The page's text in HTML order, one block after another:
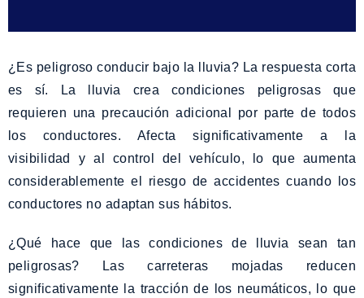
¿Es peligroso conducir bajo la lluvia? La respuesta corta
es sí. La lluvia crea condiciones peligrosas que
requieren una precaución adicional por parte de todos
los conductores. Afecta significativamente a la
visibilidad y al control del vehículo, lo que aumenta
considerablemente el riesgo de accidentes cuando los
conductores no adaptan sus hábitos.
¿Qué hace que las condiciones de lluvia sean tan
peligrosas? Las carreteras mojadas reducen
significativamente la tracción de los neumáticos, lo que